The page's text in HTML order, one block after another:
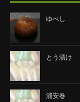
ゆべし
とう漬け
浦安巻